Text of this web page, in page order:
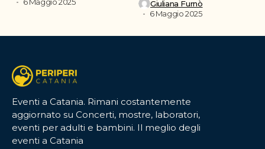
6 Maggio 2025
Giuliana Furnò
6 Maggio 2025
Eventi a Catania. Rimani costantemente
aggiornato su Concerti, mostre, laboratori,
eventi per adulti e bambini. Il meglio degli
eventi a Catania